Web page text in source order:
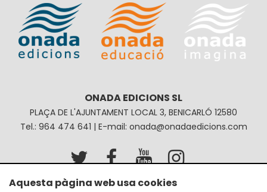
ONADA EDICIONS SL
PLAÇA DE L'AJUNTAMENT LOCAL 3, BENICARLÓ 12580
Tel.: 964 474 641 | E-mail: onada@onadaedicions.com
Aquesta pàgina web usa cookies